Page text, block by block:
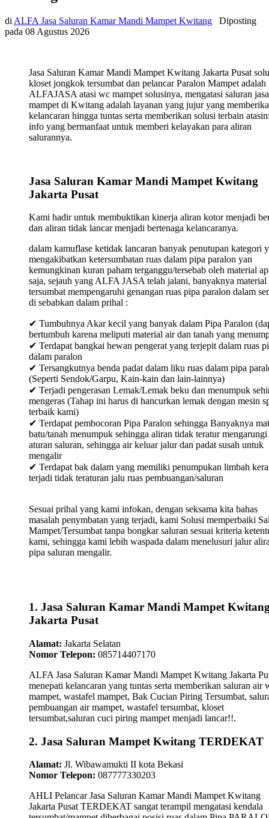
di ALFA Jasa Saluran Kamar Mandi Mampet Kwitang
Diposting
pada 08 Agustus 2026
Jasa Saluran Kamar Mandi Mampet Kwitang Jakarta Pusat
kloset jongkok tersumbat dan pelancar Paralon Mampet adalah
ALFAJASA atasi wc mampet solusinya, mengatasi saluran jasa
mampet di Kwitang adalah layanan yang jujur yang
kelancaran hingga tuntas serta memberikan solusi terbain
info yang bermanfaat untuk memberi kelayakan para aliran
salurannya.
Jasa Saluran Kamar Mandi Mampet Kwitang
Jakarta Pusat
Kami hadir untuk membuktikan kinerja aliran kotor menjadi
dan aliran tidak lancar menjadi bertenaga kelancaranya.
dalam kamuflase ketidak lancaran banyak penutupan kategori
mengakibatkan ketersumbatan ruas dalam pipa paralon yan
kemungkinan kuran paham terganggu/tersebab oleh material
saja, sejauh yang ALFA JASA telah jalani, banyaknya material
tersumbat mempengaruhi genangan ruas pipa paralon dalam
di sebabkan dalam prihal :
✔ Tumbuhnya Akar kecil yang banyak dalam Pipa Paralon
bertumbuh karena meliputi material air dan tanah yang
✔ Terdapat bangkai hewan pengerat yang terjepit dalam ruas
dalam paralon
✔ Tersangkutnya benda padat dalam liku ruas dalam pipa
(Seperti Sendok/Garpu, Kain-kain dan lain-lainnya)
✔ Terjadi pengerasan Lemak/Lemak beku dan menumpuk
mengeras (Tahap ini harus di hancurkan lemak dengan mesin
terbaik kami)
✔ Terdapat pembocoran Pipa Paralon sehingga Banyaknya
batu/tanah menumpuk sehingga aliran tidak teratur mengarungi
aturan saluran, sehingga air keluar jalur dan padat susah untuk
mengalir
✔ Terdapat bak dalam yang memiliki penumpukan limbah
terjadi tidak teraturan jalu ruas pembuangan/saluran
Sesuai prihal yang kami infokan, dengan seksama kita bahas
masalah penymbatan yang terjadi, kami Solusi memperbaiki
Mampet/Tersumbat tanpa bongkar saluran sesuai kriteria
kami, sehingga kami lebih waspada dalam menelusuri jalur
pipa saluran mengalir.
1. Jasa Saluran Kamar Mandi Mampet
Jakarta Pusat
Alamat: Jakarta Selatan
Nomor Telepon: 085714407170
ALFA Jasa Saluran Kamar Mandi Mampet Kwitang Jakarta
menepati kelancaran yang tuntas serta memberikan saluran air
mampet, wastafel mampet, Bak Cucian Piring Tersumbat,
pembuangan air mampet, wastafel tersumbat, kloset
tersumbat,saluran cuci piring mampet menjadi lancar!!.
2. Jasa Saluran Mampet Kwitang TERDEKAT
Alamat: Jl. Wibawamukti II kota Bekasi
Nomor Telepon: 087777330203
AHLI Pelancar Jasa Saluran Kamar Mandi Mampet Kwitang
Jakarta Pusat TERDEKAT sangat terampil mengatasi kendala